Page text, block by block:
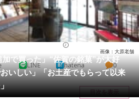
教育・育児
リサーチ
ページ
で買った」“佐賀の銘菓”が大好
いしい」「お土産でもらって以来
画像：大原老舗
LINE hatena 0
目次を表示